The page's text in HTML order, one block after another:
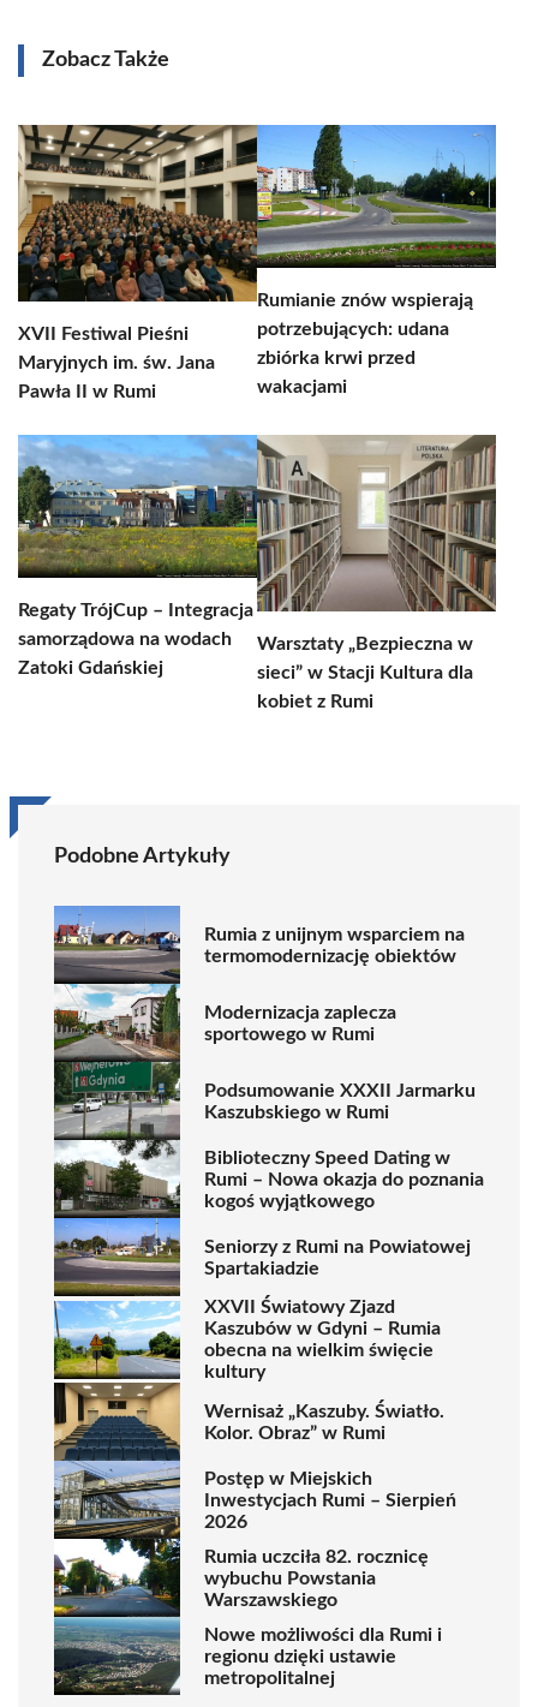
Zobacz Także
XVII Festiwal Pieśni
Maryjnych im. św. Jana
Pawła II w Rumi
Rumianie znów wspierają
potrzebujących: udana
zbiórka krwi przed
wakacjami
Regaty TrójCup – Integracja
samorządowa na wodach
Zatoki Gdańskiej
Warsztaty „Bezpieczna w
sieci” w Stacji Kultura dla
kobiet z Rumi
Podobne Artykuły
Rumia z unijnym wsparciem na
termomodernizację obiektów
Modernizacja zaplecza
sportowego w Rumi
Podsumowanie XXXII Jarmarku
Kaszubskiego w Rumi
Biblioteczny Speed Dating w
Rumi – Nowa okazja do poznania
kogoś wyjątkowego
Seniorzy z Rumi na Powiatowej
Spartakiadzie
XXVII Światowy Zjazd
Kaszubów w Gdyni – Rumia
obecna na wielkim święcie
kultury
Wernisaż „Kaszuby. Światło.
Kolor. Obraz” w Rumi
Postęp w Miejskich
Inwestycjach Rumi – Sierpień
2026
Rumia uczciła 82. rocznicę
wybuchu Powstania
Warszawskiego
Nowe możliwości dla Rumi i
regionu dzięki ustawie
metropolitalnej